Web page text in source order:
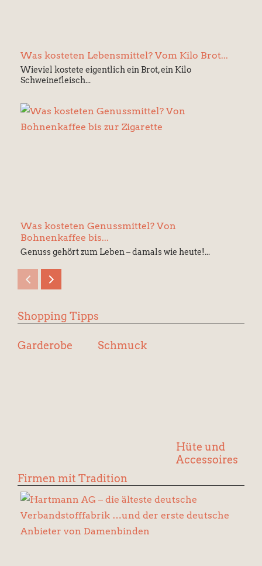
Was kosteten Lebensmittel? Vom Kilo Brot...
Wieviel kostete eigentlich ein Brot, ein Kilo
Schweinefleisch...
Was kosteten Genussmittel? Von
Bohnenkaffee bis...
Genuss gehört zum Leben – damals wie heute!...
Shopping Tipps
Garderobe Schmuck
Hüte und
Accessoires
Firmen mit Tradition